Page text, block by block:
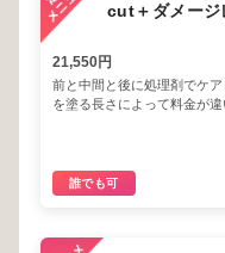
cut＋ダメージ
21,550円
前と中間と後に処理剤でケ
を塗る長さによって料金が
誰でも可